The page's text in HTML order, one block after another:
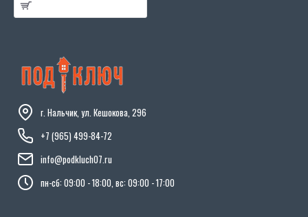
г. Нальчик, ул. Кешокова, 296
+7 (965) 499-84-72
info@podkluch07.ru
пн-сб: 09:00 - 18:00, вс: 09:00 - 17:00